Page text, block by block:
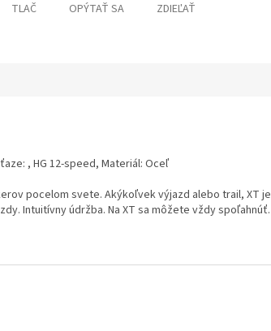
TLAČ OPÝTAŤ SA ZDIEĽAŤ
, HG 12-speed, Materiál: Oceľ
pocelom svete. Akýkoľvek výjazd alebo trail, XT je
Intuitívny údržba. Na XT sa môžete vždy spoľahnúť.